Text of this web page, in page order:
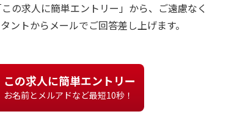
の求人に簡単エントリー」から、ご遠慮なく
ントからメールでご回答差し上げます。
この求人に簡単エントリー
お名前とメルアドなど最短10秒！